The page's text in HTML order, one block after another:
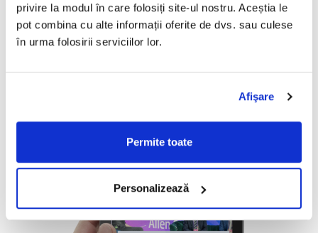
privire la modul în care folosiți site-ul nostru. Aceștia le
pot combina cu alte informații oferite de dvs. sau culese
în urma folosirii serviciilor lor.
Afişare
Permite toate
Personalizează
Ce este DIGITALINATION?
DIGITALINATIONe un concept
Romaniacare monitorizează procesul de
digitalizare al României și facilitează discuții
constructive între factorii responsabili cu acest
proces și mediul privat.